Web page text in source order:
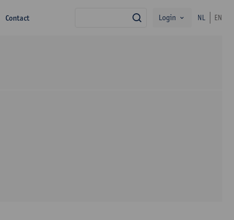
Contact zoekLogin NL EN